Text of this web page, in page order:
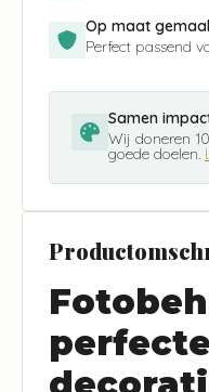
Op maat
Perfect passend
Samen
Wij doneren
goede doelen.
perfecte